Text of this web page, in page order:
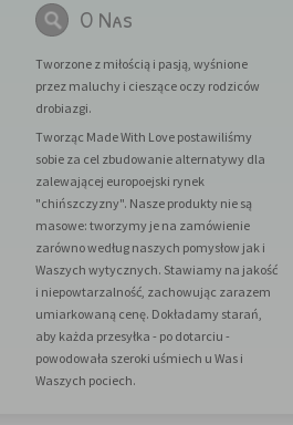
O Nas
Tworzone z miłością i pasją, wyśnione
przez maluchy i cieszące oczy rodziców
drobiazgi.
Tworząc Made With Love postawiliśmy
sobie za cel zbudowanie alternatywy dla
zalewającej europoejski rynek
"chińszczyzny". Nasze produkty nie są
masowe: tworzymy je na zamówienie
zarówno według naszych pomysłow jak i
Waszych wytycznych. Stawiamy na jakość
i niepowtarzalność, zachowując zarazem
umiarkowaną cenę. Dokładamy starań,
aby każda przesyłka - po dotarciu -
powodowała szeroki uśmiech u Was i
Waszych pociech.